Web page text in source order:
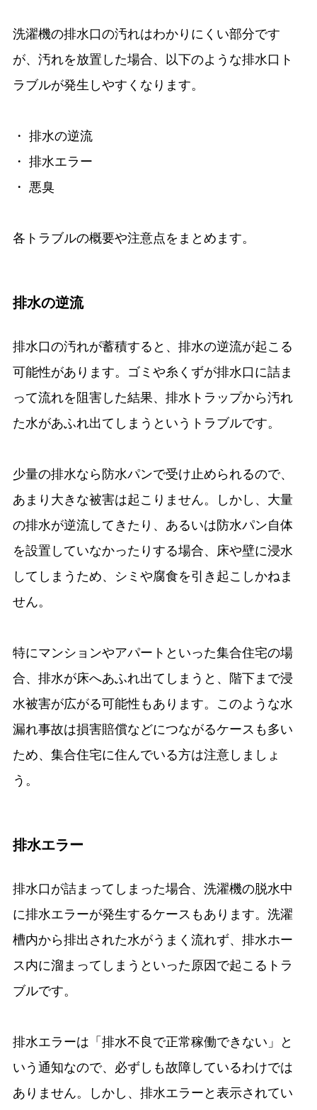
洗濯機の排水口の汚れはわかりにくい部分です
が、汚れを放置した場合、以下のような排水口ト
ラブルが発生しやすくなります。
・ 排水の逆流
・ 排水エラー
・ 悪臭
各トラブルの概要や注意点をまとめます。
排水の逆流
排水口の汚れが蓄積すると、排水の逆流が起こる
可能性があります。ゴミや糸くずが排水口に詰ま
って流れを阻害した結果、排水トラップから汚れ
た水があふれ出てしまうというトラブルです。
少量の排水なら防水パンで受け止められるので、
あまり大きな被害は起こりません。しかし、大量
の排水が逆流してきたり、あるいは防水パン自体
を設置していなかったりする場合、床や壁に浸水
してしまうため、シミや腐食を引き起こしかねま
せん。
特にマンションやアパートといった集合住宅の場
合、排水が床へあふれ出てしまうと、階下まで浸
水被害が広がる可能性もあります。このような水
漏れ事故は損害賠償などにつながるケースも多い
ため、集合住宅に住んでいる方は注意しましょ
う。
排水エラー
排水口が詰まってしまった場合、洗濯機の脱水中
に排水エラーが発生するケースもあります。洗濯
槽内から排出された水がうまく流れず、排水ホー
ス内に溜まってしまうといった原因で起こるトラ
ブルです。
排水エラーは「排水不良で正常稼働できない」と
いう通知なので、必ずしも故障しているわけでは
ありません。しかし、排水エラーと表示されてい